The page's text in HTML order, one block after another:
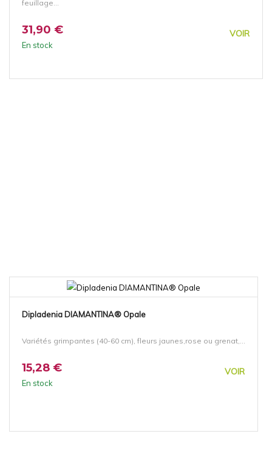
feuillage...
31,90 € VOIR
En stock
Dipladenia DIAMANTINA® Opale
Variétés grimpantes (40-60 cm), fleurs jaunes,rose ou grenat,...
15,28 € VOIR
En stock